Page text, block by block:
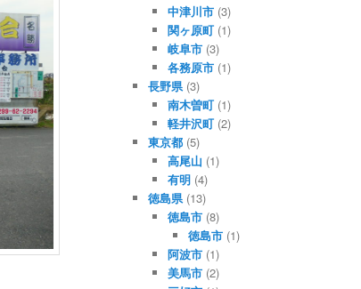
中津川市 (3)
関ヶ原町 (1)
岐阜市 (3)
各務原市 (1)
長野県(3)
南木曽町 (1)
軽井沢町 (2)
東京都(5)
高尾山 (1)
有明 (4)
徳島県(13)
徳島市 (8)
徳島市(1)
阿波市 (1)
美馬市 (2)